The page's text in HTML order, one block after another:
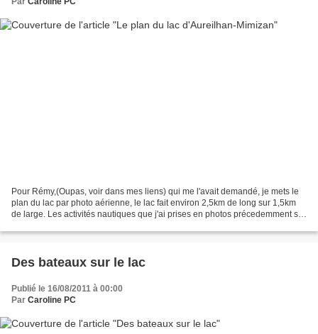
Pour Rémy,(Oupas, voir dans mes liens) qui me l'avait demandé, je mets le
plan du lac par photo aérienne, le lac fait environ 2,5km de long sur 1,5km
de large. Les activités nautiques que j'ai prises en photos précedemment se
Des bateaux sur le lac
Publié le 16/08/2011 à 00:00
Par Caroline PC